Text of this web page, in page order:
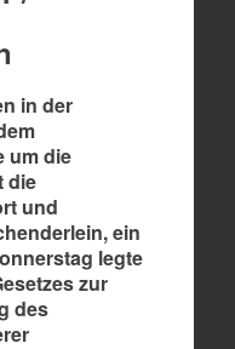
in der
um die
die
und
ein
legte
zur
des